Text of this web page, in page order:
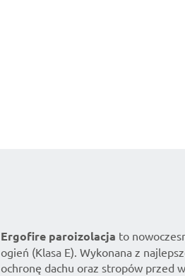
Ergofire paroizolacja to
ogień (Klasa E). Wykonana z
ochronę dachu oraz stropów przed